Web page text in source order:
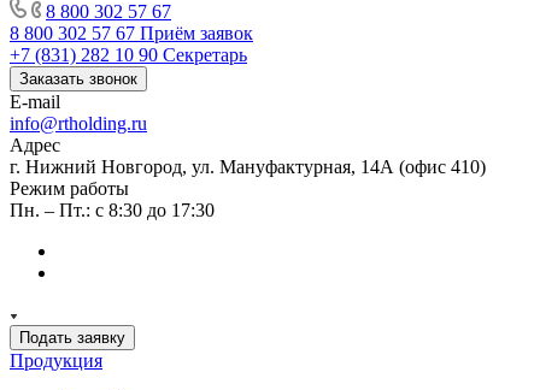
8 800 302 57 67
8 800 302 57 67 Приём заявок
+7 (831) 282 10 90 Секретарь
Заказать звонок
E-mail
info@rtholding.ru
Адрес
г. Нижний Новгород, ул. Мануфактурная, 14А (офис 410)
Режим работы
Пн. – Пт.: с 8:30 до 17:30
Подать заявку
Продукция